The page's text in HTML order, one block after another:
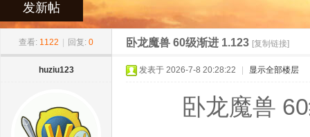
发新帖
查看: 1122 回复: 0 卧龙魔兽 60级渐进 1.123 [复制链接]
huziu123 发表于 2026-7-8 20:28:22 显示全部楼层
卧龙魔兽 60